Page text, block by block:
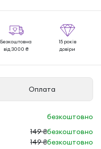
Безкоштовна
від 3000 ₴
15 років
довіри
Оплата
безкоштовно
149 ₴безкоштовно
149 ₴безкоштовно